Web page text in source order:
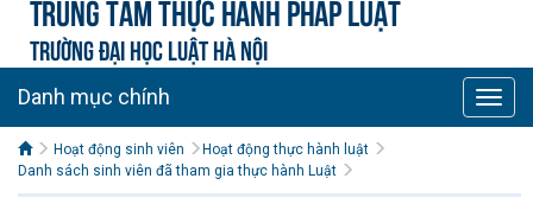
Trung tâm Thực hành pháp luật
TRƯỜNG ĐẠI HỌC LUẬT HÀ NỘI
Toggle
Danh mục chính
Hoạt động sinh viên
Hoạt động thực hành luật
Danh sách sinh viên đã tham gia thực hành Luật